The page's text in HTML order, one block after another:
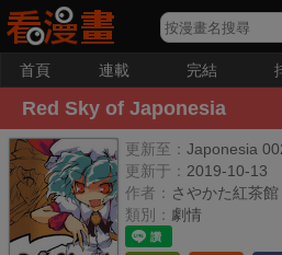
首頁 連載 完結
Red Sky of Japonesia
更新至： Japonesia
更新于： 2019-10-13
作者： さやかた紅茶館
類別： 劇情